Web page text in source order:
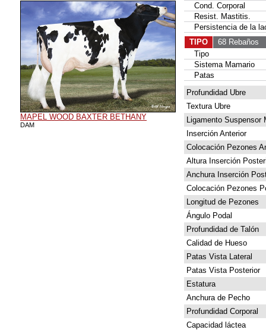
MAPEL WOOD BAXTER BETHANY
DAM
Cond. Corporal
Resist. Mastitis.
Persistencia de la
TIPO
68 Rebaños
Tipo
Sistema Mamario
Patas
Profundidad Ubre
Textura Ubre
Ligamento Suspensor
Inserción Anterior
Colocación Pezones
Altura Inserción
Anchura Inserción
Colocación Pezones
Longitud de Pezones
Ángulo Podal
Profundidad de Talón
Calidad de Hueso
Patas Vista Lateral
Patas Vista Posterior
Estatura
Anchura de Pecho
Profundidad Corporal
Capacidad láctea